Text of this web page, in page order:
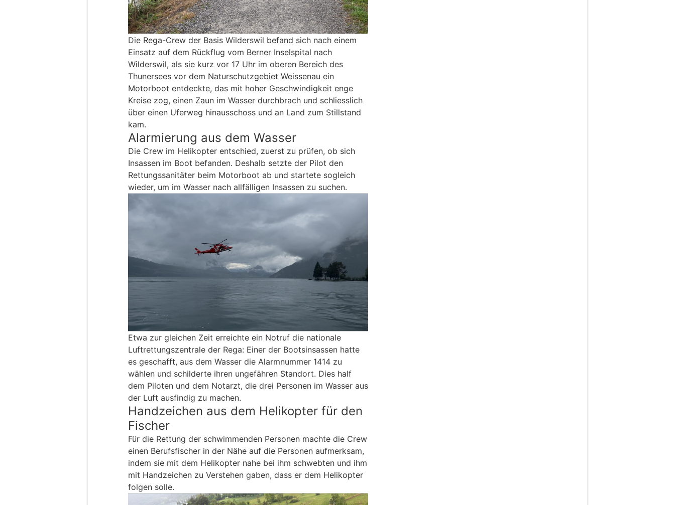
Die Rega-Crew der Basis Wilderswil befand sich nach einem
Einsatz auf dem Rückflug vom Berner Inselspital nach
Wilderswil, als sie kurz vor 17 Uhr im oberen Bereich des
Thunersees vor dem Naturschutzgebiet Weissenau ein
Motorboot entdeckte, das mit hoher Geschwindigkeit enge
Kreise zog, einen Zaun im Wasser durchbrach und schliesslich
über einen Uferweg hinausschoss und an Land zum Stillstand
kam.
Alarmierung aus dem Wasser
Die Crew im Helikopter entschied, zuerst zu prüfen, ob sich
Insassen im Boot befanden. Deshalb setzte der Pilot den
Rettungssanitäter beim Motorboot ab und startete sogleich
wieder, um im Wasser nach allfälligen Insassen zu suchen.
Etwa zur gleichen Zeit erreichte ein Notruf die nationale
Luftrettungszentrale der Rega: Einer der Bootsinsassen hatte
es geschafft, aus dem Wasser die Alarmnummer 1414 zu
wählen und schilderte ihren ungefähren Standort. Dies half
dem Piloten und dem Notarzt, die drei Personen im Wasser aus
der Luft ausfindig zu machen.
Handzeichen aus dem Helikopter für den
Fischer
Für die Rettung der schwimmenden Personen machte die Crew
einen Berufsfischer in der Nähe auf die Personen aufmerksam,
indem sie mit dem Helikopter nahe bei ihm schwebten und ihm
mit Handzeichen zu Verstehen gaben, dass er dem Helikopter
folgen solle.